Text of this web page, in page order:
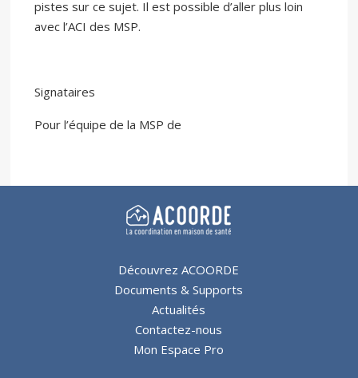
pistes sur ce sujet. Il est possible d’aller plus loin
avec l’ACI des MSP.
Signataires
Pour l’équipe de la MSP de
Découvrez ACOORDE
Documents & Supports
Actualités
Contactez-nous
Mon Espace Pro